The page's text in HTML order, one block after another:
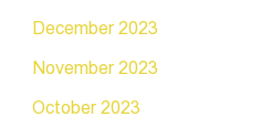
December 2023
November 2023
October 2023